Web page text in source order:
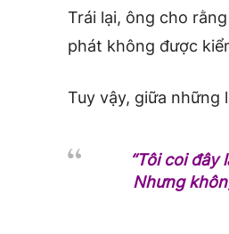
Trái lại, ông cho
phát không được
Tuy vậy, giữa những
“Tôi coi đây
Nhưng